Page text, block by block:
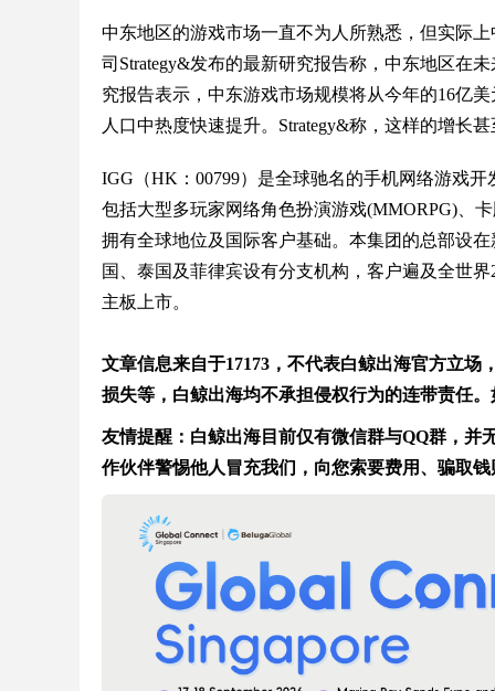
中东地区的游戏市场一直不为人所熟悉，但实际
司Strategy&发布的最新研究报告称，中东地区在
究报告表示，中东游戏市场规模将从今年的16亿
人口中热度快速提升。Strategy&称，这样的增长
IGG（HK：00799）是全球驰名的手机网络游戏
包括大型多玩家网络角色扮演游戏(MMORPG)、
拥有全球地位及国际客户基础。本集团的总部设
国、泰国及菲律宾设有分支机构，客户遍及全世
主板上市。
文章信息来自于17173，不代表白鲸出海官方立
损失等，白鲸出海均不承担侵权行为的连带责任
友情提醒：白鲸出海目前仅有微信群与QQ群，并
作伙伴警惕他人冒充我们，向您索要费用、骗取钱